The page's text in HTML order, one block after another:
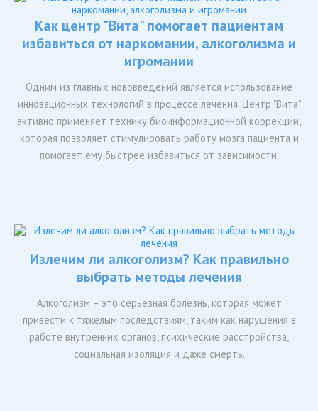
Как центр "Вита" помогает пациентам
избавиться от наркомании, алкоголизма и
игромании
Одним из главных нововведений является использование
инновационных технологий в процессе лечения. Центр "Вита"
активно применяет технику биоинформационной коррекции,
которая позволяет стимулировать работу мозга пациента и
помогает ему быстрее избавиться от зависимости.
Излечим ли алкоголизм? Как правильно
выбрать методы лечения
Алкоголизм – это серьезная болезнь, которая может
привести к тяжелым последствиям, таким как нарушения в
работе внутренних органов, психические расстройства,
социальная изоляция и даже смерть.